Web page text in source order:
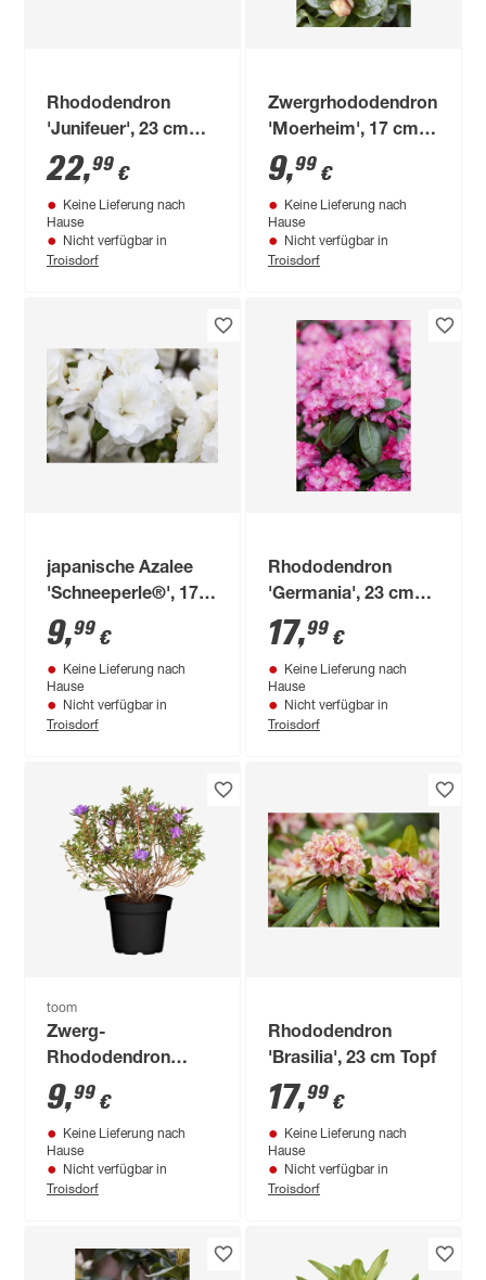
Rhododendron
'Junifeuer', 23 cm
Topf
22,99 €
Keine Lieferung nach
Hause
Nicht verfügbar in
Troisdorf
Zwergrhododendron
'Moerheim', 17 cm
Topf
9,99 €
Keine Lieferung nach
Hause
Nicht verfügbar in
Troisdorf
japanische Azalee
'Schneeperle®', 17
cm Topf
9,99 €
Keine Lieferung nach
Hause
Nicht verfügbar in
Troisdorf
Rhododendron
'Germania', 23 cm
Topf
17,99 €
Keine Lieferung nach
Hause
Nicht verfügbar in
Troisdorf
toom
Zwerg-
Rhododendron
'Azurika' violett/blau
17 cm Topf
9,99 €
Keine Lieferung nach
Hause
Nicht verfügbar in
Troisdorf
Rhododendron
'Brasilia', 23 cm Topf
17,99 €
Keine Lieferung nach
Hause
Nicht verfügbar in
Troisdorf